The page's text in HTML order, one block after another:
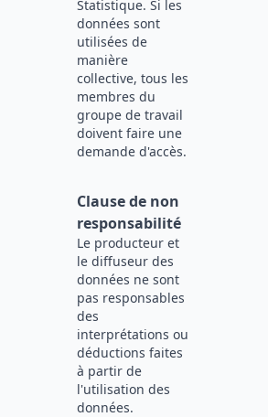
Statistique. Si les
données sont
utilisées de
manière
collective, tous les
membres du
groupe de travail
doivent faire une
demande d'accès.
Clause de non
responsabilité
Le producteur et
le diffuseur des
données ne sont
pas responsables
des
interprétations ou
déductions faites
à partir de
l'utilisation des
données.